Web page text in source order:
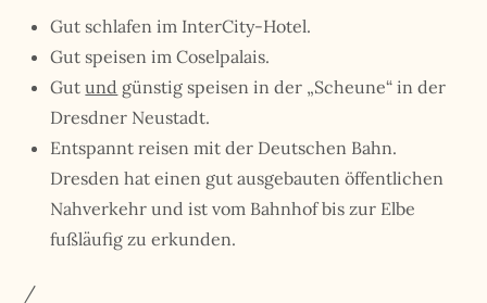
Gut schlafen im InterCity-Hotel.
Gut speisen im Coselpalais.
Gutund günstig speisen in der „Scheune“ in der
Dresdner Neustadt.
Entspannt reisen mit der Deutschen Bahn.
Dresden hat einen gut ausgebauten öffentlichen
Nahverkehr und ist vom Bahnhof bis zur Elbe
fußläufig zu erkunden.
/